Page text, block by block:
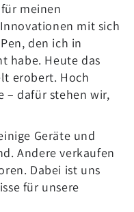
meinen
mit sich
den ich in
habe. Heute das
erobert. Hoch
– dafür stehen wir,
Geräte und
Andere verkaufen
Dabei ist uns
für unsere